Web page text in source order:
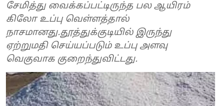
சேமித்து வைக்கப்பட்டிருந்த பல ஆயிரம்
கிலோ உப்பு வெள்ளத்தால்
நாசமானது.தூத்துக்குடியில் இருந்து
ஏற்றுமதி செய்யப்படும் உப்பு அளவு
வெகுவாக குறைந்துவிட்டது.